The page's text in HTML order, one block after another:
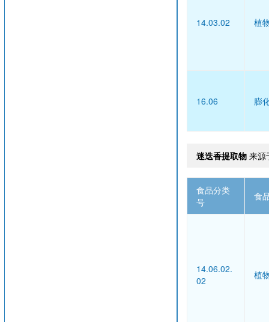
14.03.02 植
16.06 膨
迷迭香提取物来源
食品分类
号
食
14.06.02.
02
植